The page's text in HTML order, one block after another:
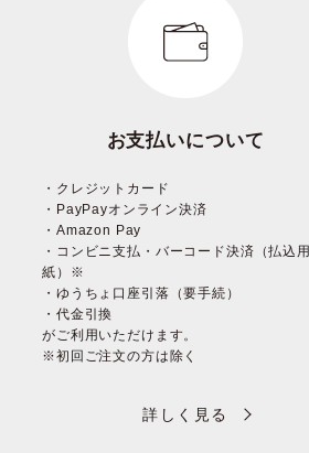
お支払いについて
・クレジットカード
・PayPayオンライン決済
・Amazon Pay
・コンビニ支払・バーコード決済（払込用
紙）※
・ゆうちょ口座引落（要手続）
・代金引換
がご利用いただけます。
※初回ご注文の方は除く
詳しく見る